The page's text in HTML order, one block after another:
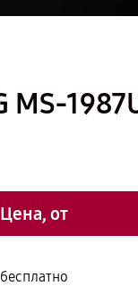
Цена, от
бесплатно